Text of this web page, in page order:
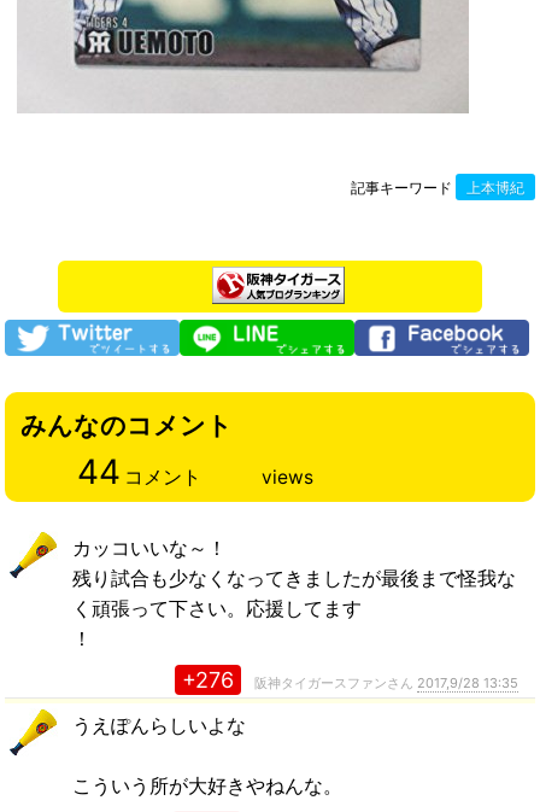
記事キーワード 上本博紀
みんなのコメント
44 コメント views
カッコいいな～！
残り試合も少なくなってきましたが最後まで怪我な
く頑張って下さい。応援してます
！
+276 阪神タイガースファンさん 2017,9/28 13:35
うえぽんらしいよな
こういう所が大好きやねんな。